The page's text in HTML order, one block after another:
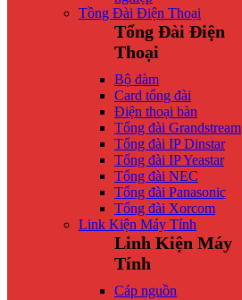
Tồng Đài Điện Thoại
Tổng Đài Điện
Thoại
Bộ đàm
Card tổng đài
Điện thoại bàn
Tổng đài Grandstream
Tổng đài IP Dinstar
Tổng đài IP Yeastar
Tổng đài NEC
Tổng đài Panasonic
Tổng đài Xorcom
Link Kiện Máy Tính
Linh Kiện Máy
Tính
Cáp nguồn